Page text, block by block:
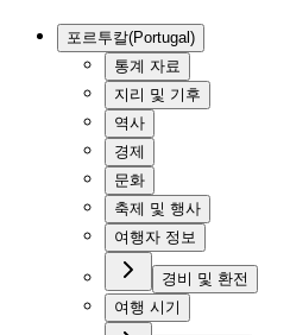
포르투칼(Portugal)
통계 자료
지리 및 기후
역사
경제
문화
축제 및 행사
여행자 정보
경비 및 환전
여행 시기